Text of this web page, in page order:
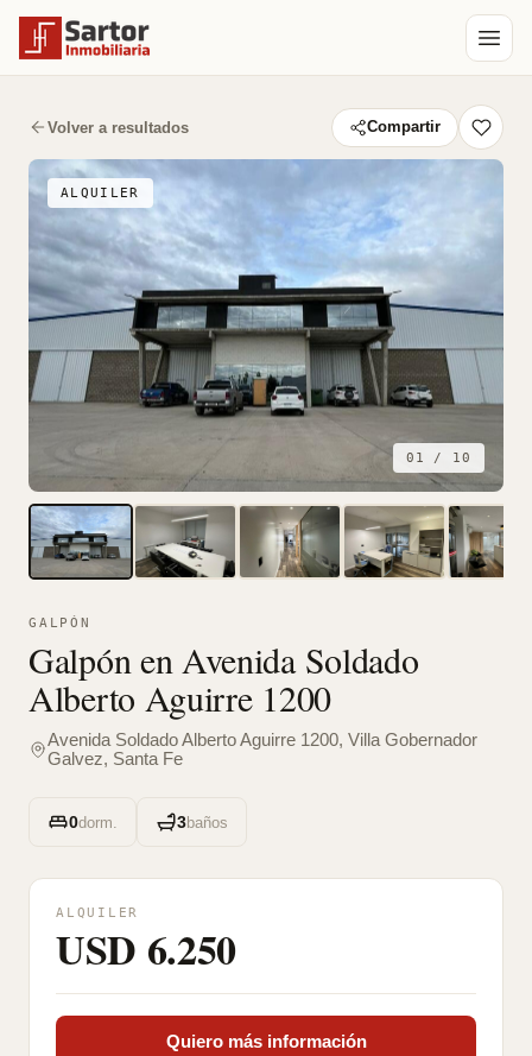
Volver a resultados Compartir
ALQUILER
01 / 10
GALPÓN
Galpón en Avenida Soldado
Alberto Aguirre 1200
Avenida Soldado Alberto Aguirre 1200, Villa Gobernador
Galvez, Santa Fe
0dorm. 3baños
ALQUILER
USD 6.250
Quiero más información